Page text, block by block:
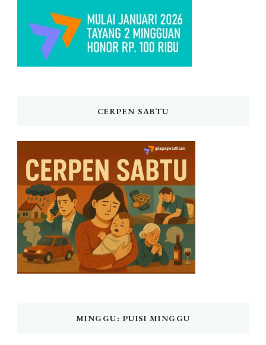
CERPEN SABTU
MINGGU: PUISI MINGGU